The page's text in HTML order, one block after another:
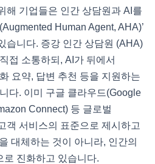
해 기업들은 인간 상담원과 AI를
Human Agent, AHA)’
습니다. 증강 인간 상담원 (AHA)
접 소통하되, AI가 뒤에서
요약, 답변 추천 등을 지원하는
다. 이미 구글 클라우드(Google
Connect) 등 글로벌
객 서비스의 표준으로 제시하고
대체하는 것이 아니라, 인간의
로 진화하고 있습니다.